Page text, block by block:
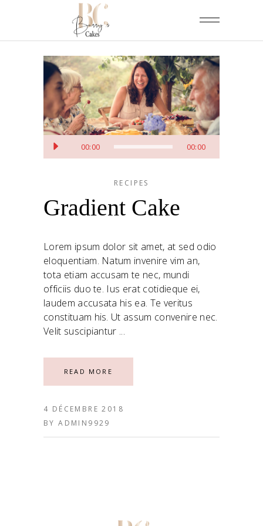
Lecteur
audio
00:00 00:00
RECIPES
Gradient Cake
Lorem ipsum dolor sit amet, at sed odio
eloquentiam. Natum invenire vim an,
tota etiam accusam te nec, mundi
officiis duo te. Ius erat cotidieque ei,
laudem accusata his ea. Te veritus
constituam his. Ut assum convenire nec.
Velit suscipiantur
READ MORE
4 DÉCEMBRE 2018
BYADMIN9929